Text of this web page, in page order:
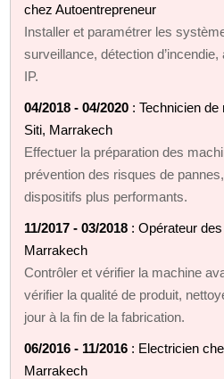
chez Autoentrepreneur
Installer et paramétrer les
surveillance, détection
IP.
04/2018 - 04/2020 : Technicien
Siti, Marrakech
Effectuer la préparation des
prévention des risques de
dispositifs plus performants.
11/2017 - 03/2018 : Opérateur
Marrakech
Contrôler et vérifier la machine
vérifier la qualité de produit,
jour à la fin de la fabrication.
06/2016 - 11/2016 : Electricien
Marrakech